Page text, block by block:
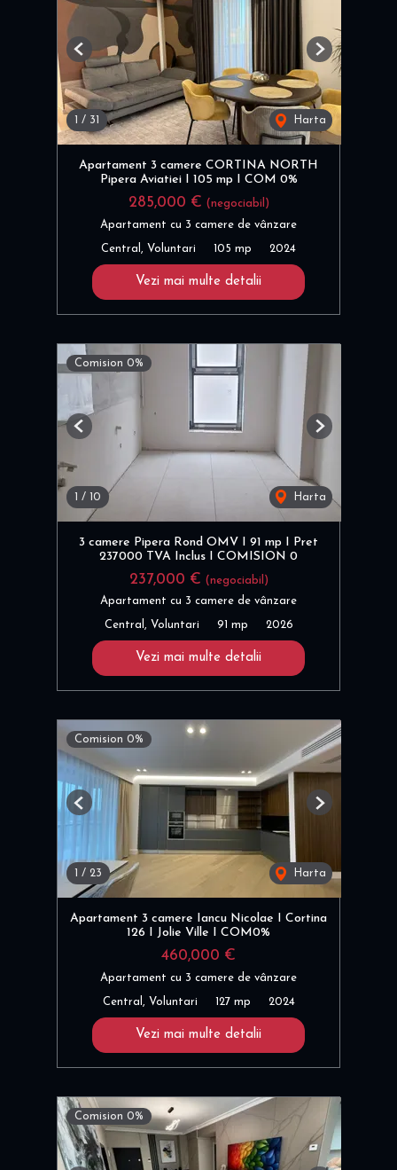
1 / 31 Harta
Previous Next
Apartament 3 camere CORTINA NORTH
Pipera Aviatiei I 105 mp I COM 0%
285,000 € (negociabil)
Apartament cu 3 camere de vânzare
Central, Voluntari 105 mp 2024
Vezi mai multe detalii
Comision 0%
1 / 10 Harta
Previous Next
3 camere Pipera Rond OMV I 91 mp I Pret
237000 TVA Inclus I COMISION 0
237,000 € (negociabil)
Apartament cu 3 camere de vânzare
Central, Voluntari 91 mp 2026
Vezi mai multe detalii
Comision 0%
/ 23 Harta
Previous Next
Apartament 3 camere Iancu Nicolae I Cortina
126 I Jolie Ville I COM0%
460,000 €
Apartament cu 3 camere de vânzare
Central, Voluntari 127 mp 2024
Vezi mai multe detalii
Comision 0%